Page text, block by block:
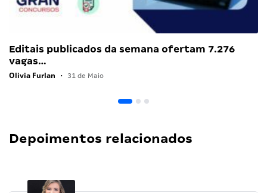
Editais publicados da semana ofertam 7.276
vagas…
Olivia Furlan • 31 de Maio
Depoimentos relacionados